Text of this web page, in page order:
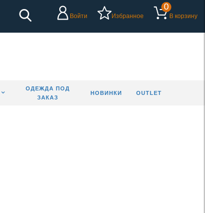
Войти Избранное
0
В корзину
ОДЕЖДА ПОД
ЗАКАЗ
НОВИНКИ OUTLET